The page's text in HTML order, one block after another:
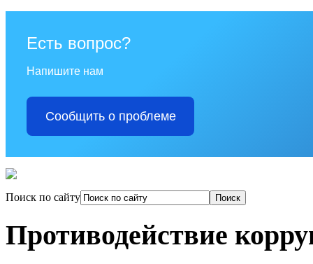
Есть вопрос?
Напишите нам
Сообщить о проблеме
Поиск по сайту
Противодействие